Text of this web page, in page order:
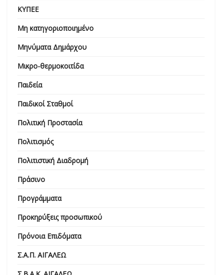
ΚΥΠΕΕ
Μη κατηγοριοποιημένο
Μηνύματα Δημάρχου
Μικρο-θερμοκοιτίδα
Παιδεία
Παιδικοί Σταθμοί
Πολιτική Προστασία
Πολιτισμός
Πολιτιστική Διαδρομή
Πράσινο
Προγράμματα
Προκηρύξεις προσωπικού
Πρόνοια Επιδόματα
Σ.Α.Π. ΑΙΓΑΛΕΩ